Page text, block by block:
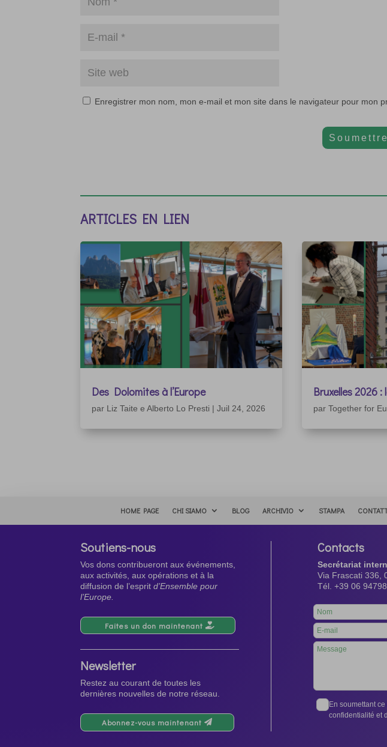
Enregistrer mon nom, mon e-mail et mon site dans le navigateur pour mon
ARTICLES EN LIEN
Des Dolomites à l’Europe
par Liz Taite e Alberto Lo Presti |Juil 24, 2026
Bruxelles 2026
par Together for
HOME PAGE CHI SIAMO BLOG ARCHIVIO STAMPA
Soutiens-nous
Vos dons contribueront aux événements,
aux activités, aux opérations et à la
diffusion de l’espritd’Ensemble pour
l’Europe.
Faites un don maintenant
Newsletter
Restez au courant de toutes les
dernières nouvelles de notre réseau.
Abonnez-vous maintenant
Contacts
Secrétariat
Via Frascati 336,
Tél. +39 06
Leave
this
field
blank
En soumettant
confidentialité et